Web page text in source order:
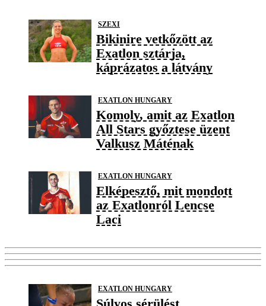
SZEXI
Bikinire vetkőzött az
Exatlon sztárja,
káprázatos a látvány
EXATLON HUNGARY
Komoly, amit az Exatlon
All Stars győztese üzent
Valkusz Máténak
EXATLON HUNGARY
Elképesztő, mit mondott
az Exatlonról Lencse
Laci
EXATLON HUNGARY